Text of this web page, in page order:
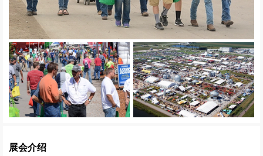
展会介绍